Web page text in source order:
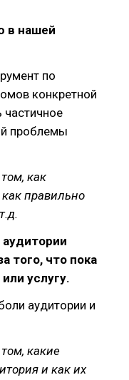
в нашей
по
конкретной
частичное
проблемы
как
как правильно
того, что пока
услугу.
аудитории и
какие
и как их